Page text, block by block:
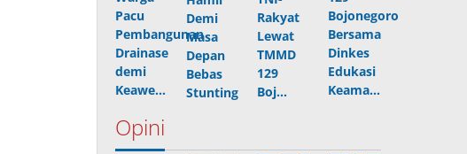
Pacu
Pembangunan
Drainase
demi
Keawe…
Demi
Masa
Depan
Bebas
Stunting
Rakyat
Lewat
TMMD
129
Boj…
Bojonegoro
Bersama
Dinkes
Edukasi
Keama…
Opini